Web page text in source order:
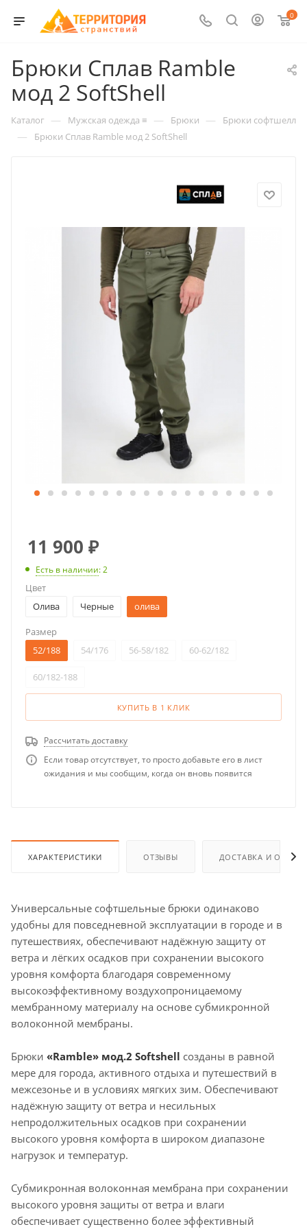
0
Брюки Сплав Ramble
мод 2 SoftShell
Каталог — Мужская одежда ≡ — Брюки — Брюки софтшелл
— Брюки Сплав Ramble мод 2 SoftShell
11 900 ₽
Есть в наличии: 2
Цвет
Олива
Черные олива
Размер
52/188
54/176 56-58/182 60-62/182
60/182-188
КУПИТЬ В 1 КЛИК
Рассчитать доставку
Если товар отсутствует, то просто добавьте его в лист
ожидания и мы сообщим, когда он вновь появится
ХАРАКТЕРИСТИКИ ОТЗЫВЫ ДОСТАВКА И
Универсальные софтшельные брюки одинаково
удобны для повседневной эксплуатации в городе и в
путешествиях, обеспечивают надёжную защиту от
ветра и лёгких осадков при сохранении высокого
уровня комфорта благодаря современному
высокоэффективному воздухопроницаемому
мембранному материалу на основе субмикронной
волоконной мембраны.
Брюки «Ramble» мод.2 Softshell созданы в равной
мере для города, активного отдыха и путешествий в
межсезонье и в условиях мягких зим. Обеспечивают
надёжную защиту от ветра и несильных
непродолжительных осадков при сохранении
высокого уровня комфорта в широком диапазоне
нагрузок и температур.
Субмикронная волоконная мембрана при сохранении
высокого уровня защиты от ветра и влаги
обеспечивает существенно более эффективный